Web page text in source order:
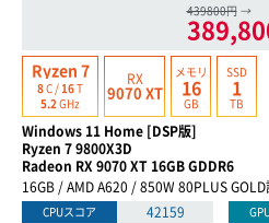
439800円 →
Ryzen 7
8C /16T
5.2GHz
RX
9070 XT
メモリ
16
GB
SSD
1
TB
Windows 11 Home [DSP版]
Ryzen 7 9800X3D
Radeon RX 9070 XT 16GB GDDR6
16GB / AMD A620 / 850W 80PLUS
CPUスコア 42159